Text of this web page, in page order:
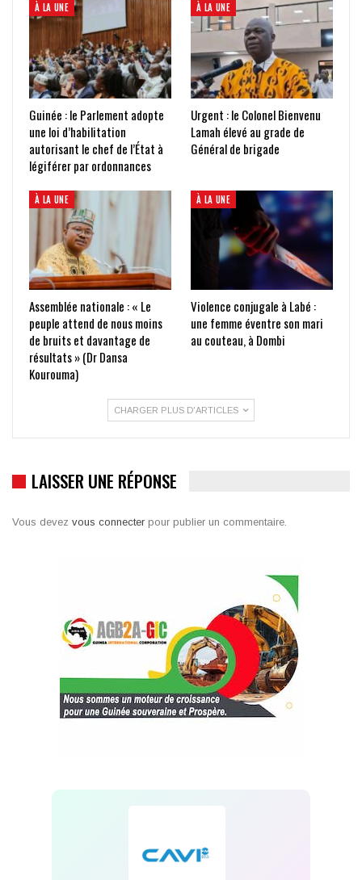
À LA UNE
Guinée : le Parlement adopte
une loi d’habilitation
autorisant le chef de l’État à
légiférer par ordonnances
À LA UNE
Urgent : le Colonel Bienvenu
Lamah élevé au grade de
Général de brigade
À LA UNE
Assemblée nationale : « Le
peuple attend de nous moins
de bruits et davantage de
résultats » (Dr Dansa
Kourouma)
À LA UNE
Violence conjugale à Labé :
une femme éventre son mari
au couteau, à Dombi
CHARGER PLUS D'ARTICLES
LAISSER UNE RÉPONSE
Vous devez vous connecter pour publier un commentaire.